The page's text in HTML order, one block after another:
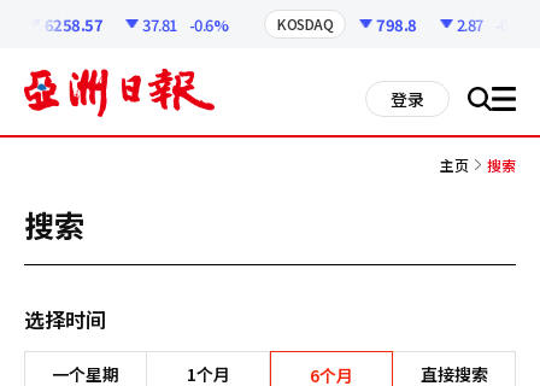
6258.57 37.81 -0.6% KOSDAQ 798.8 2.87 -0.36%
登录 搜 all
主页 搜索
搜索
选择时间
一个星期 1个月 6个月 直接搜索